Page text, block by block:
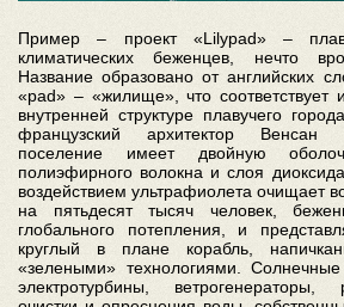
Пример – проект «Lilypad» –
климатических беженцев, нечто
Название образовано от английских
«pad» – «жилище», что соответствует
внутренней структуре плавучего
французский архитектор Венсан
поселение имеет двойную
полиэфирного волокна и слоя
воздействием ультрафиолета очищает
на пятьдесят тысяч человек,
глобального потепления, и
круглый в плане корабль,
«зелеными» технологиями.
электротурбины,